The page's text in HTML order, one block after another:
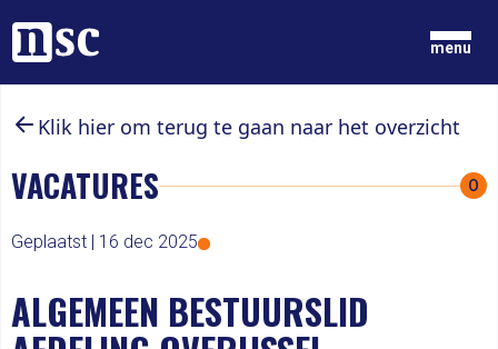
Home
menu
GRONDGEDACHTEN
ONZE MENSEN
PARTIJ
LID WORDEN
Klik hier om terug te gaan naar het overzicht
VACATURES O
Geplaatst | 16 dec 2025
ALGEMEEN BESTUURSLID